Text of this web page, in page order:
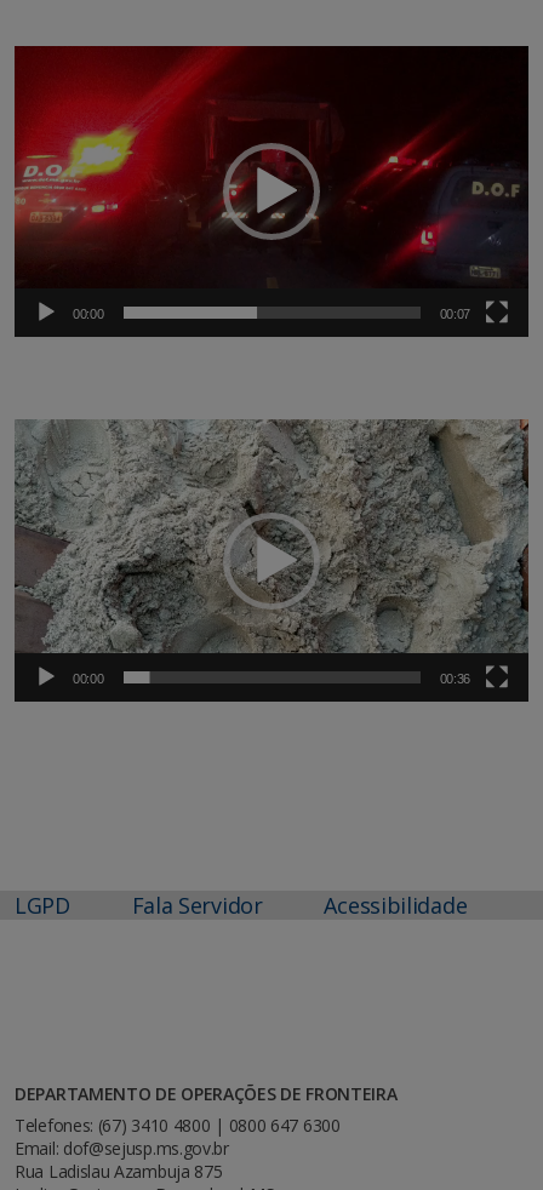
00:00 00:07
Tocador
de
vídeo
00:00 00:36
LGPD Fala Servidor Acessibilidade
DEPARTAMENTO DE OPERAÇÕES DE FRONTEIRA
Telefones: (67) 3410 4800 | 0800 647 6300
Email: dof@sejusp.ms.gov.br
Rua Ladislau Azambuja 875